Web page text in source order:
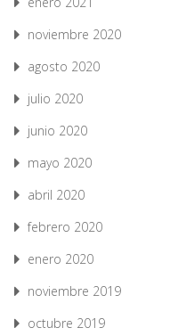
noviembre 2020
agosto 2020
julio 2020
junio 2020
mayo 2020
abril 2020
febrero 2020
enero 2020
noviembre 2019
octubre 2019